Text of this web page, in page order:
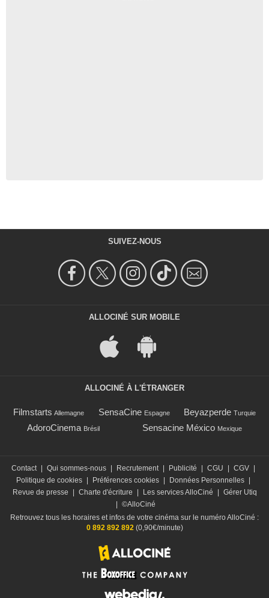
SUIVEZ-NOUS
ALLOCINÉ SUR MOBILE
ALLOCINÉ À L'ÉTRANGER
Filmstarts Allemagne SensaCine Espagne Beyazperde Turquie
AdoroCinema Brésil Sensacine México Mexique
Contact Qui sommes-nous Recrutement Publicité CGU CGV
Politique de cookies
Préférences cookies Données Personnelles
Revue de presse
Charte d'écriture Les services AlloCiné
Gérer Utiq
©AlloCiné
Retrouvez tous les horaires et infos de votre cinéma sur le numéro AlloCiné :
0 892 892 892(0,90€/minute)